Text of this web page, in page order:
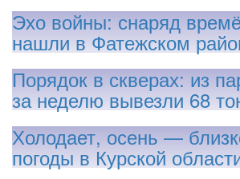
Эхо войны: снаряд
нашли в Фатежском
Порядок в скверах: из
за неделю вывезли 68
Холодает, осень —
погоды в Курской